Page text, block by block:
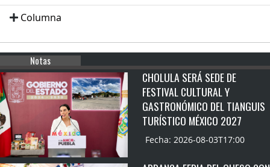
Columna
Notas
CHOLULA SERÁ SEDE DE
FESTIVAL CULTURAL Y
GASTRONÓMICO DEL TIANGUIS
TURÍSTICO MÉXICO 2027
Fecha: 2026-08-03T17:00